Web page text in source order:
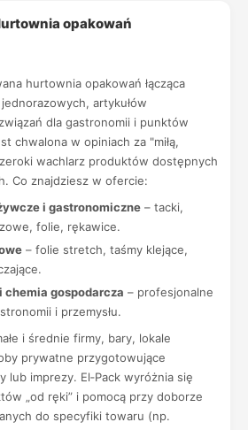
opakowań
hurtownia opakowań łącząca
artykułów
dla gastronomii i punktów
chwalona w opiniach za "miłą,
wachlarz produktów dostępnych
Co znajdziesz w ofercie:
i gastronomiczne – tacki,
folie, rękawice.
– folie stretch, taśmy klejące,
gospodarcza – profesjonalne
i przemysłu.
i średnie firmy, bary, lokale
prywatne przygotowujące
lub imprezy. El‑Pack wyróżnia się
„od ręki” i pomocą przy doborze
do specyfiki towaru (np.